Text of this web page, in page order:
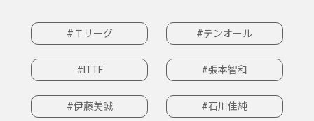
#Ｔリーグ #テンオール
#ITTF #張本智和
#伊藤美誠 #石川佳純